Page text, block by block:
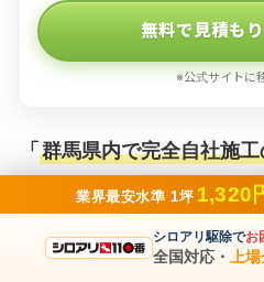
無料で見積も
※公式サイトに
「 群馬県内で完全自社施
そんな方におすすめなの
点とするシロアリ駆除専
業界最安水準 1坪 1,320
シロアリ駆除でお
全国対応・ 上場